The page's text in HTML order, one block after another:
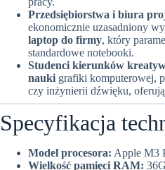
Przedsiębiorstwa i biura
ekonomicznie uzasadniony
laptop do firmy, który
standardowe notebooki.
Studenci kierunków
nauki grafiki komputerowej,
czy inżynierii dźwięku,
Specyfikacja
Model procesora: Apple M3
Wielkość pamięci RAM: